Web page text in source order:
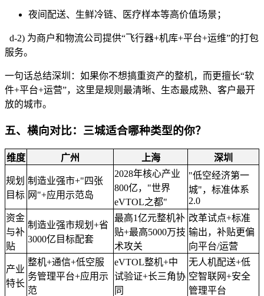
夜间配送、生鲜冷链、医疗样本等高价值场景；
d-2) 为商户和物流公司提供“飞行器+机库+平台+运维”的打包
服务。
一句话总结深圳：如果你不想搞重资产的整机，而更擅长“软
件+平台+运营”，这里是规则最清晰、生态最成熟、客户最开
放的城市。
五、横向对比：三城适合哪种类型的你？
维度 广州 上海 深圳
规划
目标
制造业强市+"四张
网"+应用示范岛
2028年核心产业
800亿，"世界
eVTOL之都"
"低空经济第一
城"，标准体系
2.0
资金
与补
贴
制造业强市规划+省
3000亿目标配套
最高1亿元整机补
贴+最高5000万技
术攻关
改革试点+标准
输出，补贴更偏
向平台/运营
产业
特长
整机+通信+低空服
务管理平台+应用示
范
eVTOL整机+中
试验证+长三角协
同
无人机配送+低
空智联网+安全
管理平台